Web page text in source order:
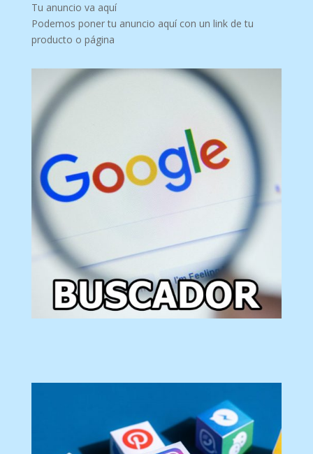
Tu anuncio va aquí
Podemos poner tu anuncio aquí con un link de tu
producto o página